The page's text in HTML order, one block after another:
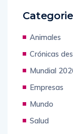
Animales
Crónicas
Mundial
Empresas
Mundo
Salud